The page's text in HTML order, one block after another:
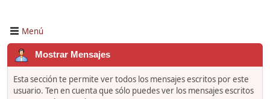
Menú
Mostrar Mensajes
Esta sección te permite ver todos los mensajes escritos por este
usuario. Ten en cuenta que sólo puedes ver los mensajes escritos